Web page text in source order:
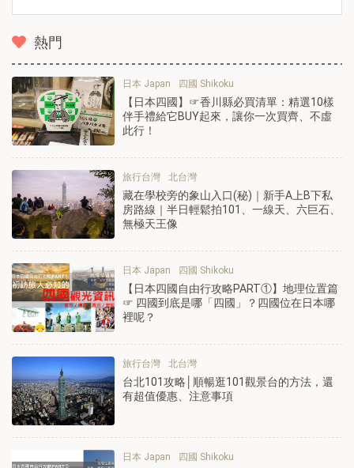
熱門
日本 Japan 四國 Shikoku
【日本四國】☞香川縣必買清單：精選10樣
伴手禮給它BUY起來，讓你一次買齊、不虛
此行！
旅行台灣 北台灣
藏在學校旁的象山入口(秘)｜新手A上B下私
房路線｜半日輕鬆拍101、一線天、六巨石、
無極天王像
日本 Japan 四國 Shikoku
【日本四國自由行攻略PART①】地理位置篇
☞ 四國到底是哪「四國」？四國位在日本哪
裡呢？
旅行台灣 北台灣
台北101攻略│順暢逛101觀景台的方法，還
有超值優惠、注意事項
日本 Japan 四國 Shikoku